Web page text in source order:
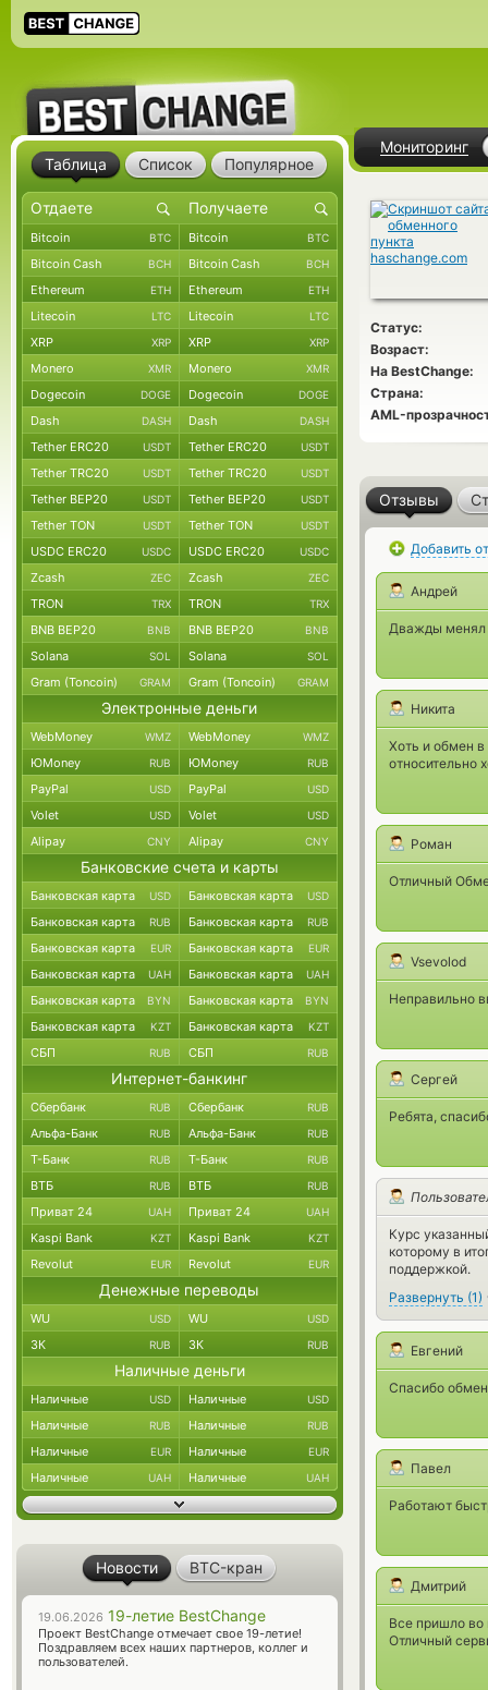
Мониторинг
Статус:
Возраст:
На BestChange:
Страна:
AML-
Отзывы
Добавить
Андрей
Дважды менял
Никита
Хоть и обмен
относительно
Роман
Отличный
Vsevolod
Неправильно
Сергей
Ребята,
Курс
которому в
поддержкой.
Развернуть (1)
Евгений
Спасибо
Павел
Работают
Дмитрий
Все пришло во
Отличный
Таблица Список Популярное
Bitcoin BTC Bitcoin BTC
Bitcoin Cash BCH Bitcoin Cash BCH
Ethereum ETH Ethereum ETH
Litecoin LTC Litecoin LTC
XRP XRP XRP XRP
Monero XMR Monero XMR
Dogecoin DOGE Dogecoin DOGE
Dash DASH Dash DASH
Tether ERC20 USDT Tether ERC20 USDT
Tether TRC20 USDT Tether TRC20 USDT
Tether BEP20 USDT Tether BEP20 USDT
Tether TON USDT Tether TON USDT
USDC ERC20 USDC USDC ERC20 USDC
Zcash ZEC Zcash ZEC
TRON TRX TRON TRX
BNB BEP20 BNB BNB BEP20 BNB
Solana SOL Solana SOL
Gram (Toncoin) GRAM Gram (Toncoin) GRAM
Электронные деньги
WebMoney WMZ WebMoney WMZ
ЮMoney RUB ЮMoney RUB
PayPal USD PayPal USD
Volet USD Volet USD
Alipay CNY Alipay CNY
Банковские счета и карты
Банковская карта USD Банковская карта USD
Банковская карта RUB Банковская карта RUB
Банковская карта EUR Банковская карта EUR
Банковская карта UAH Банковская карта UAH
Банковская карта BYN Банковская карта BYN
Банковская карта KZT Банковская карта KZT
СБП RUB СБП RUB
Интернет-банкинг
Сбербанк RUB Сбербанк RUB
Альфа-Банк RUB Альфа-Банк RUB
Т-Банк RUB Т-Банк RUB
ВТБ RUB ВТБ RUB
Приват 24 UAH Приват 24 UAH
Kaspi Bank KZT Kaspi Bank KZT
Revolut EUR Revolut EUR
Денежные переводы
WU USD WU USD
ЗК RUB ЗК RUB
Наличные деньги
Наличные USD Наличные USD
Наличные RUB Наличные RUB
Наличные EUR Наличные EUR
Наличные UAH Наличные UAH
Новости BTC-кран
19.06.2026 19-летие BestChange
Проект BestChange отмечает свое 19-летие!
Поздравляем всех наших партнеров, коллег и
пользователей.